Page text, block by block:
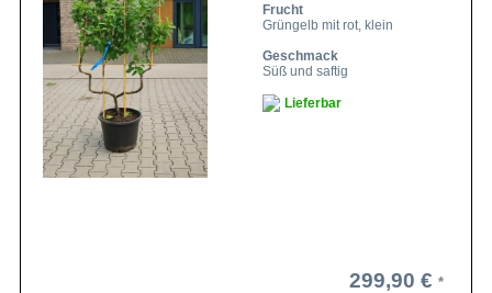
Frucht
Grüngelb mit rot, klein
Geschmack
Süß und saftig
Lieferbar
299,90 €